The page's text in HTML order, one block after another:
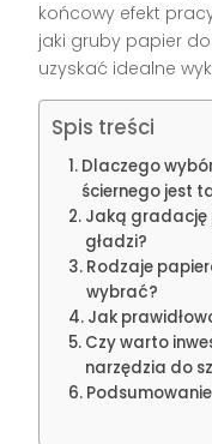
końcowy efekt
jaki gruby papier
uzyskać idealne
Spis treści
Dlaczego
ściernego jest
Jaką gradację
gładzi?
Rodzaje
wybrać?
Jak
Czy warto
narzędzia do
Podsumowanie